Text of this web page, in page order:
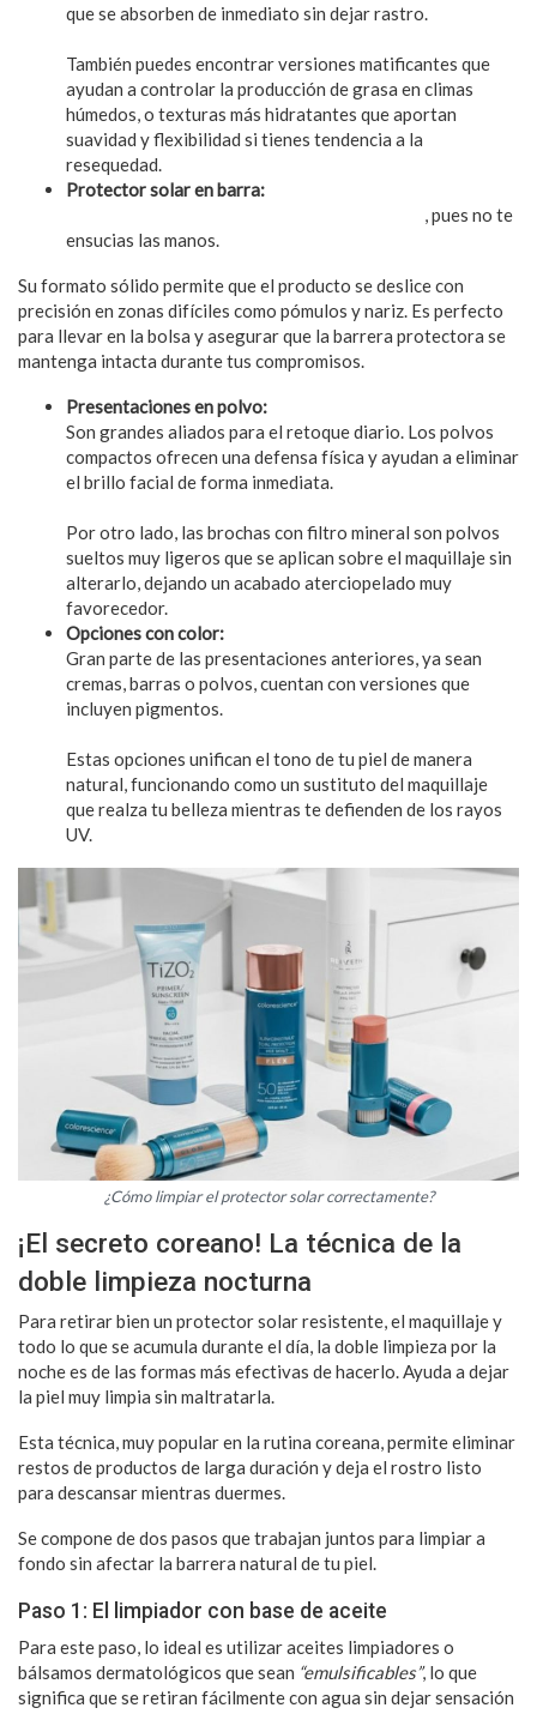
que se absorben de inmediato sin dejar rastro.
También puedes encontrar versiones matificantes que
ayudan a controlar la producción de grasa en climas
húmedos, o texturas más hidratantes que aportan
suavidad y flexibilidad si tienes tendencia a la
resequedad.
Protector solar en barra:
, pues no te
ensucias las manos.
Su formato sólido permite que el producto se deslice con
precisión en zonas difíciles como pómulos y nariz. Es perfecto
para llevar en la bolsa y asegurar que la barrera protectora se
mantenga intacta durante tus compromisos.
Presentaciones en polvo:
Son grandes aliados para el retoque diario. Los polvos
compactos ofrecen una defensa física y ayudan a eliminar
el brillo facial de forma inmediata.
Por otro lado, las brochas con filtro mineral son polvos
sueltos muy ligeros que se aplican sobre el maquillaje sin
alterarlo, dejando un acabado aterciopelado muy
favorecedor.
Opciones con color:
Gran parte de las presentaciones anteriores, ya sean
cremas, barras o polvos, cuentan con versiones que
incluyen pigmentos.
Estas opciones unifican el tono de tu piel de manera
natural, funcionando como un sustituto del maquillaje
que realza tu belleza mientras te defienden de los rayos
UV.
¿Cómo limpiar el protector solar correctamente?
¡El secreto coreano! La técnica de la
doble limpieza nocturna
Para retirar bien un protector solar resistente, el maquillaje y
todo lo que se acumula durante el día, la doble limpieza por la
noche es de las formas más efectivas de hacerlo. Ayuda a dejar
la piel muy limpia sin maltratarla.
Esta técnica, muy popular en la rutina coreana, permite eliminar
restos de productos de larga duración y deja el rostro listo
para descansar mientras duermes.
Se compone de dos pasos que trabajan juntos para limpiar a
fondo sin afectar la barrera natural de tu piel.
Paso 1: El limpiador con base de aceite
Para este paso, lo ideal es utilizar aceites limpiadores o
bálsamos dermatológicos que sean “emulsificables”, lo que
significa que se retiran fácilmente con agua sin dejar sensación